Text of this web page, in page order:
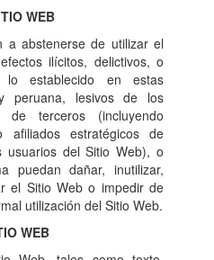
WEB
a abstenerse de utilizar el
ilícitos, delictivos, o
lo establecido en estas
peruana, lesivos de los
terceros (incluyendo
afiliados estratégicos de
usuarios del Sitio Web), o
puedan dañar, inutilizar,
el Sitio Web o impedir de
utilización del Sitio Web.
WEB